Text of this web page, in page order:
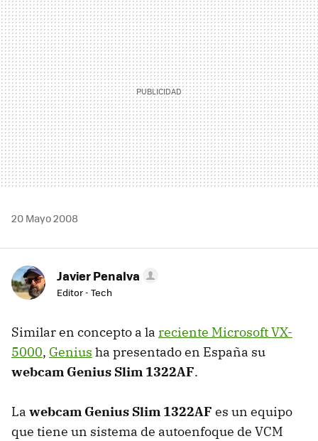
MAIL
20 Mayo 2008
Javier Penalva
Editor - Tech
Similar en concepto a la reciente Microsoft VX-
5000, Genius ha presentado en España su
webcam Genius Slim 1322AF.
La webcam Genius Slim 1322AF es un equipo
que tiene un sistema de autoenfoque de VCM